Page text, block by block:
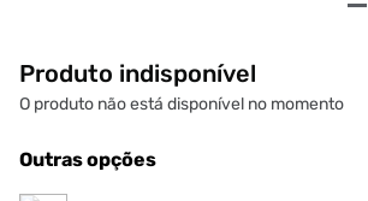
Produto indisponível
O produto não está disponível no momento
Outras opções